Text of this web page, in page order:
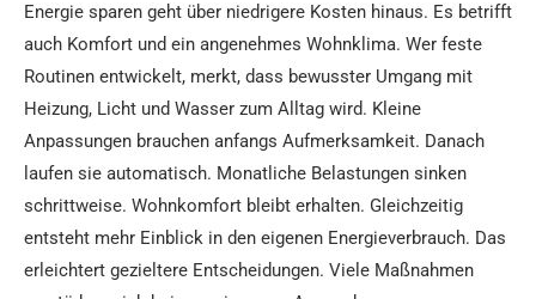
Energie sparen geht über niedrigere Kosten hinaus. Es betrifft
auch Komfort und ein angenehmes Wohnklima. Wer feste
Routinen entwickelt, merkt, dass bewusster Umgang mit
Heizung, Licht und Wasser zum Alltag wird. Kleine
Anpassungen brauchen anfangs Aufmerksamkeit. Danach
laufen sie automatisch. Monatliche Belastungen sinken
schrittweise. Wohnkomfort bleibt erhalten. Gleichzeitig
entsteht mehr Einblick in den eigenen Energieverbrauch. Das
erleichtert gezieltere Entscheidungen. Viele Maßnahmen